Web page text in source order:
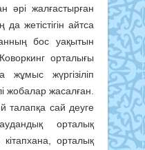
әрі жалғастырған
жетістігін айтса
бос уақытын
орталығы
жүргізіліп
жобалар жасалған.
талапқа сай деуге
орталық
орталық